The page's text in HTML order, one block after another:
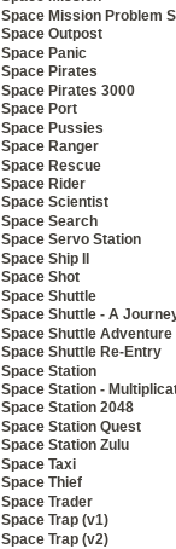
Space Mission Problem
Space Outpost
Space Panic
Space Pirates
Space Pirates 3000
Space Port
Space Pussies
Space Ranger
Space Rescue
Space Rider
Space Scientist
Space Search
Space Servo Station
Space Ship II
Space Shot
Space Shuttle
Space Shuttle - A
Space Shuttle Adventure
Space Shuttle Re-Entry
Space Station
Space Station -
Space Station 2048
Space Station Quest
Space Station Zulu
Space Taxi
Space Thief
Space Trader
Space Trap (v1)
Space Trap (v2)